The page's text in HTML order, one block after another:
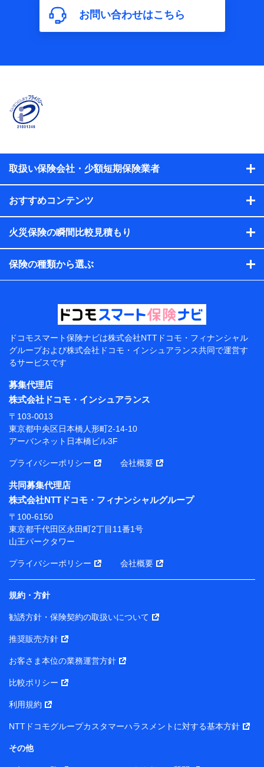
年数などの情報、ペットの種類や年齢などの情報などが含ま
れます。
【共同して利用する者の範囲】
株式会社NTTドコモ
当社又は株式会社NTTドコモが提供する保険関連サービスに
おけるユーザ登録受付および管理のため
当社又は株式会社NTTドコモと取引のあるもしくは委託を受
れらに付帯、関連する当社、株式会社NTTドコモおよび提携
会社のサービスを案内、提供するため
析して、お客さまの趣味・嗜好・傾向に応じたサービス・商
各種セミナーの開催のため
コンサルティングサービスの実施のため
アンケートやキャンペーン等の実施のため
上記に係る案内・手続き・管理等付帯業務を行うため
当該個人データを取り扱う各共同利用者（詳細は次のと
東京都千代田区永田町2丁目11番1号 山王パークタワー
株式会社NTTドコモ 代表取締役社長 前田 義晃
東京都中央区日本橋人形町2-14-10 アーバンネット日
本橋ビル 3F
長 吉村 忠義
※ 当社および株式会社NTTドコモは、お客さまの情報
ソナルデータ憲章」に定める行動原則を順守します 。
※ パーソナルデータダッシュボードの「第三者提供の
管理」の設定状態にかかわらず、共同利用する場合があ
ります。
※ dポイントクラブ会員ではないお客さま（2019年12
月11日以降、一度もdポイントクラブ会員であったこと
がないお客さまに限る）に関する、2019年12月10日以
前に取得した個人データは、こちら の利用目的の範囲内
当社は株式会社NTTドコモ・フィナンシャルグループ
との間で、以下のとおり個人データを共同利用しま
す。
【共同して利用される利用データの項目】
当社または株式会社NTTドコモ・フィナンシャルグルー
の個人データ
基本情報
性、連絡先、dポイントサービスのご利用に関する情報。例
所、dポイント残高、dポイント利用履歴などが含まれます。
お問い合わせはこちら
取扱い保険会社・少額短期保険業者
おすすめコンテンツ
火災保険の瞬間比較見積もり
保険の種類から選ぶ
ドコモスマート保険ナビは株式会社NTTドコモ・フィナンシャル
グループおよび株式会社ドコモ・インシュアランス共同で運営す
るサービスです
募集代理店
株式会社ドコモ・インシュアランス
〒103-0013
東京都中央区日本橋人形町2-14-10
アーバンネット日本橋ビル3F
プライバシーポリシー 会社概要
共同募集代理店
株式会社NTTドコモ・フィナンシャルグループ
〒100-6150
東京都千代田区永田町2丁目11番1号
山王パークタワー
プライバシーポリシー 会社概要
規約・方針
勧誘方針・保険契約の取扱いについて
推奨販売方針
お客さま本位の業務運営方針
比較ポリシー
利用規約
NTTドコモグループカスタマーハラスメントに対する基本方針
その他